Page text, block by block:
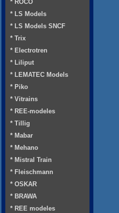
* ROCO
* LS Models
* LS Models SNCF
* Trix
* Electrotren
* Liliput
* LEMATEC Models
* Piko
* Vitrains
* REE-modeles
* Tillig
* Mabar
* Mehano
* Mistral Train
* Fleischmann
* OSKAR
* BRAWA
* REE modeles